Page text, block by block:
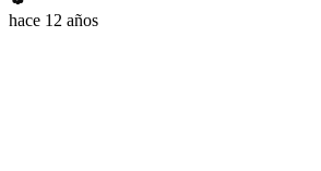
hace 12 años